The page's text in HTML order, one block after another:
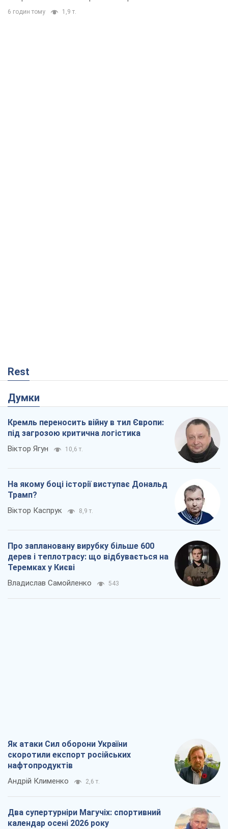
6 годин тому 1,9 т.
Rest
Думки
Кремль переносить війну в тил Європи:
під загрозою критична логістика
Віктор Ягун 10,6 т.
На якому боці історії виступає Дональд
Трамп?
Віктор Каспрук 8,9 т.
Про заплановану вирубку більше 600
дерев і теплотрасу: що відбувається на
Теремках у Києві
Владислав Самойленко 543
Як атаки Сил оборони України
скоротили експорт російських
нафтопродуктів
Андрій Клименко 2,6 т.
Два супертурніри Магучіх: спортивний
календар осені 2026 року